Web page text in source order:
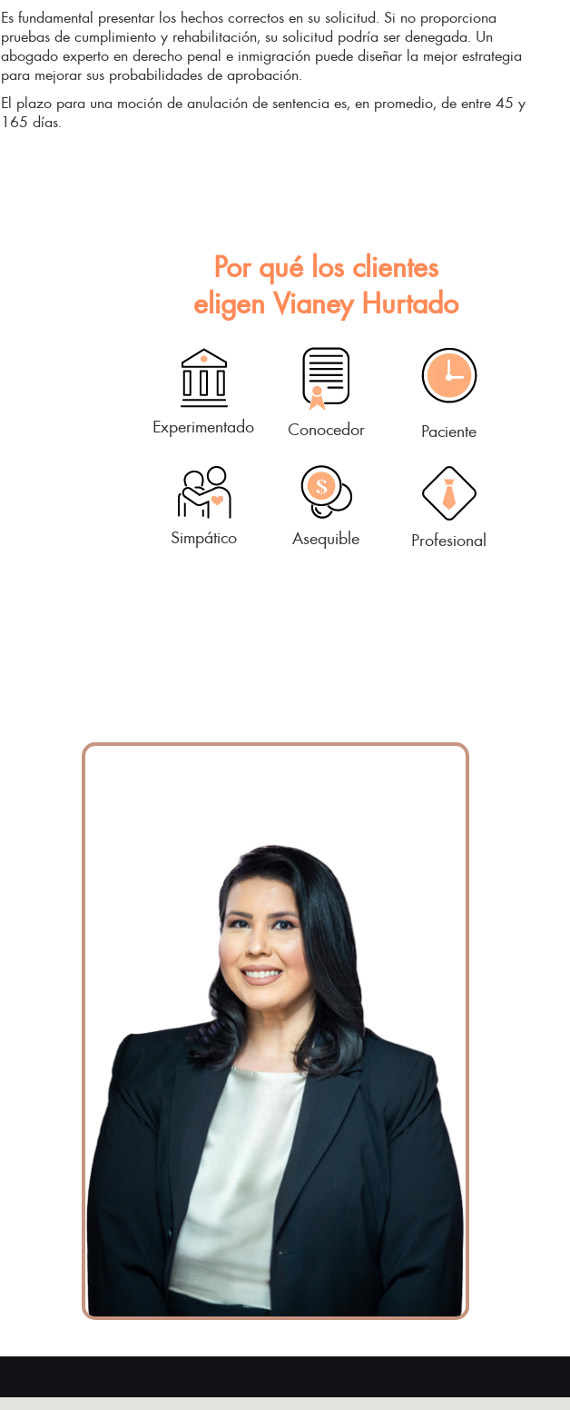
Es fundamental presentar los hechos correctos en su solicitud. Si no proporciona
pruebas de cumplimiento y rehabilitación, su solicitud podría ser denegada. Un
abogado experto en derecho penal e inmigración puede diseñar la mejor estrategia
para mejorar sus probabilidades de aprobación.
El plazo para una moción de anulación de sentencia es, en promedio, de entre 45 y
165 días.
Por qué los clientes
eligen Vianey Hurtado
Experimentado Conocedor Paciente
Simpático Asequible Profesional